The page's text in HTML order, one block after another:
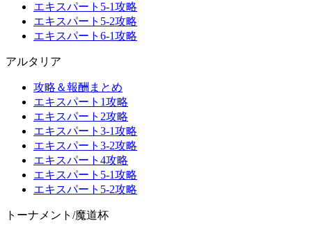
エキスパート5-1攻略
エキスパート5-2攻略
エキスパート6-1攻略
アルタリア
攻略＆報酬まとめ
エキスパート1攻略
エキスパート2攻略
エキスパート3-1攻略
エキスパート3-2攻略
エキスパート4攻略
エキスパート5-1攻略
エキスパート5-2攻略
トーナメント/魔道杯